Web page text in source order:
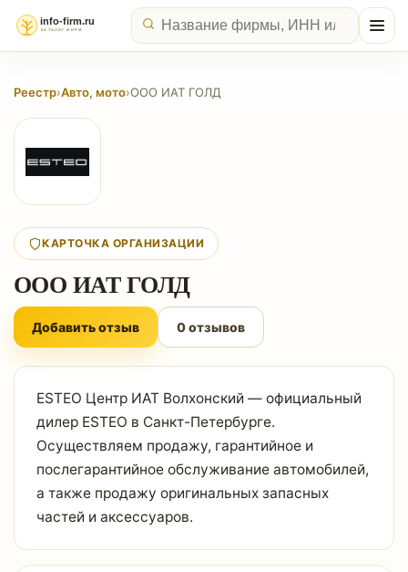
Реестр›Авто, мото›ООО ИАТ ГОЛД
КАРТОЧКА ОРГАНИЗАЦИИ
ООО ИАТ ГОЛД
Добавить отзыв 0 отзывов
ESTEO Центр ИАТ Волхонский — официальный
дилер ESTEO в Санкт-Петербурге.
Осуществляем продажу, гарантийное и
послегарантийное обслуживание автомобилей,
а также продажу оригинальных запасных
частей и аксессуаров.